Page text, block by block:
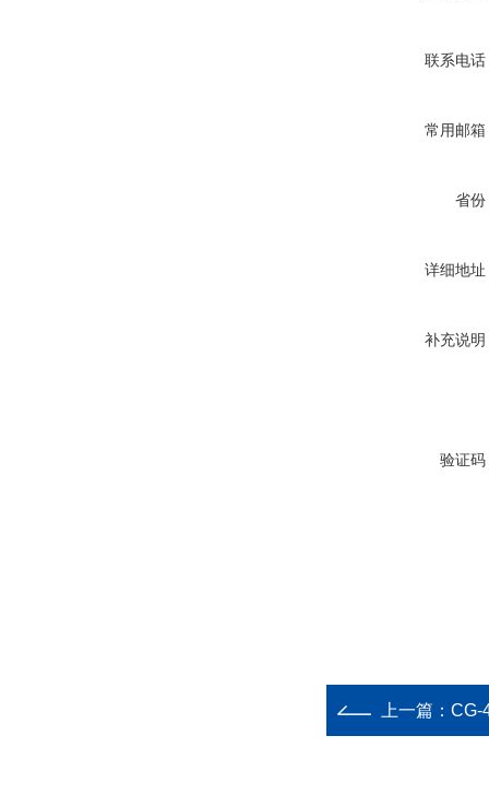
联系电话
常用邮箱
省份
详细地址
补充说明
验证码
上一篇： CG-